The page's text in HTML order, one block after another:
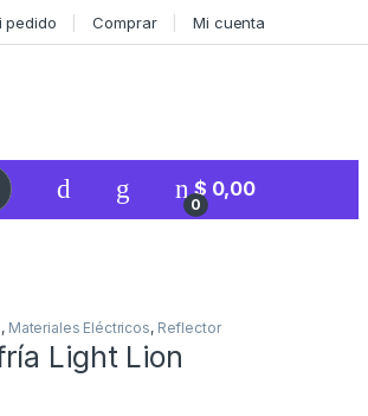
pedido Comprar Mi cuenta
0
$ 0,00
, Materiales Eléctricos, Reflector
Light Lion